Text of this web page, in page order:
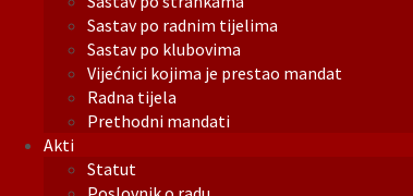
Sastav po radnim tijelima
Sastav po klubovima
Vijećnici kojima je prestao mandat
Radna tijela
Prethodni mandati
Akti
Statut